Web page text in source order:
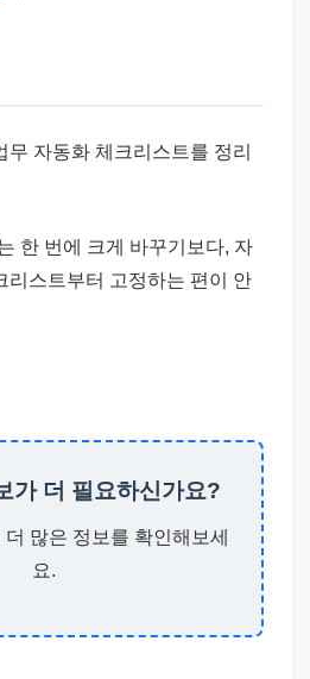
무 자동화 체크리스트를 정리
한 번에 크게 바꾸기보다, 자
리스트부터 고정하는 편이 안
가 더 필요하신가요?
많은 정보를 확인해보세
요.